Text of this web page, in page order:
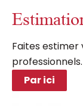
Faites estimer
professionnels.
Par ici